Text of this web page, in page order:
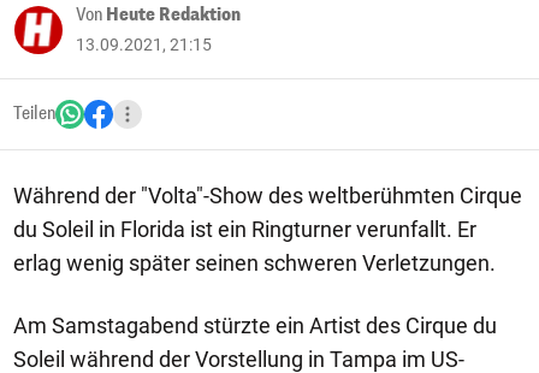
Von Heute Redaktion
13.09.2021, 21:15
Teilen
Während der "Volta"-Show des weltberühmten Cirque
du Soleil in Florida ist ein Ringturner verunfallt. Er
erlag wenig später seinen schweren Verletzungen.
Am Samstagabend stürzte ein Artist des Cirque du
Soleil während der Vorstellung in Tampa im US-